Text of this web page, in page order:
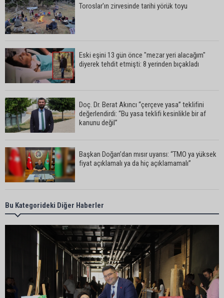
Toroslar'ın zirvesinde tarihi yörük toyu
Eski eşini 13 gün önce "mezar yeri alacağım"
diyerek tehdit etmişti: 8 yerinden bıçakladı
Doç. Dr. Berat Akıncı “çerçeve yasa” teklifini
değerlendirdi: “Bu yasa teklifi kesinlikle bir af
kanunu değil”
Başkan Doğan’dan mısır uyarısı: “TMO ya yüksek
fiyat açıklamalı ya da hiç açıklamamalı”
Çukurova Çiftçisinden TMO'ya fiyat ve ithalat
tepkisi
Sevgilisini darbettiği görüntüler ortaya çıkmıştı:
Suçunu kabul eden şahıs tutuklandı
Bu Kategorideki Diğer Haberler